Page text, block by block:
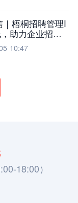
梧桐招聘管理I
助力企业招聘
10:47
18:00）